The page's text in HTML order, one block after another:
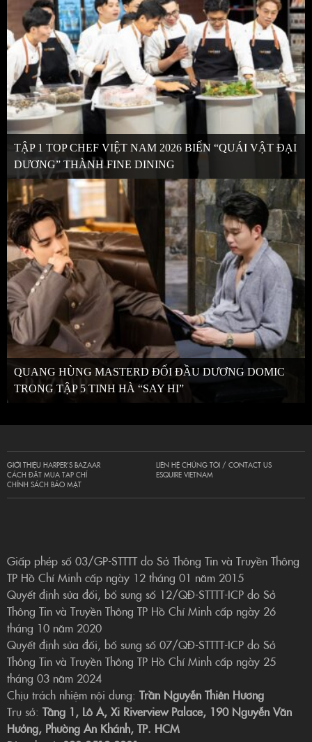
TẬP 1 TOP CHEF VIỆT NAM 2026 BIẾN “QUÁI VẬT ĐẠI
DƯƠNG” THÀNH FINE DINING
QUANG HÙNG MASTERD ĐỐI ĐẦU DƯƠNG DOMIC
TRONG TẬP 5 TINH HÀ “SAY HI”
GIỚI THIỆU HARPER’S BAZAAR
CÁCH ĐẶT MUA TẠP CHÍ
CHÍNH SÁCH BẢO MẬT
LIÊN HỆ CHÚNG TÔI / CONTACT US
ESQUIRE VIETNAM
Giấp phép số 03/GP-STTTT do Sở Thông Tin và Truyền Thông
TP Hồ Chí Minh cấp ngày 12 tháng 01 năm 2015
Quyết định sửa đổi, bổ sung số 12/QĐ-STTTT-ICP do Sở
Thông Tin và Truyền Thông TP Hồ Chí Minh cấp ngày 26
tháng 10 năm 2020
Quyết định sửa đổi, bổ sung số 07/QĐ-STTTT-ICP do Sở
Thông Tin và Truyền Thông TP Hồ Chí Minh cấp ngày 25
tháng 03 năm 2024
Chịu trách nhiệm nội dung: Trần Nguyễn Thiên Hương
Trụ sở: Tầng 1, Lô A, Xi Riverview Palace, 190 Nguyễn Văn
Hưởng, Phường An Khánh, TP. HCM